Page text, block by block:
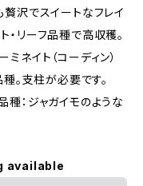
贅沢でスイートなフレイ
リーフ品種で高収穫。
イト（コーディン）
。支柱が必要です。
：ジャガイモのような
available